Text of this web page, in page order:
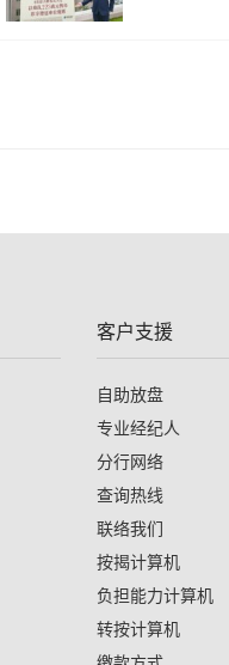
客户支援
自助放盘
专业经纪人
分行网络
查询热线
联络我们
按揭计算机
负担能力计算机
转按计算机